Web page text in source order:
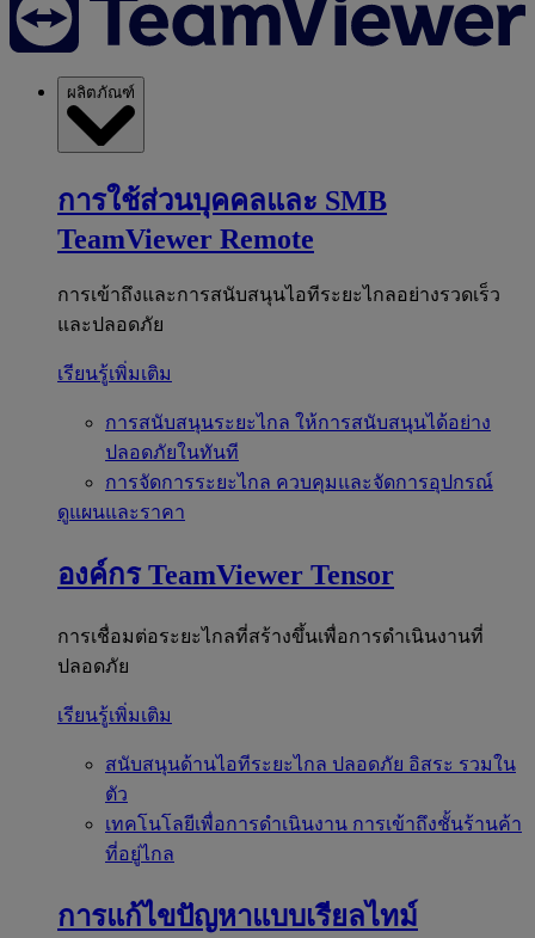
ผลิตภัณฑ์
การใช้ส่วนบุคคลและ SMB
TeamViewer Remote
การเข้าถึงและการสนับสนุนไอทีระยะไกลอย่างรวดเร็ว
และปลอดภัย
เรียนรู้เพิ่มเติม
การสนับสนุนระยะไกล ให้การสนับสนุนได้อย่าง
ปลอดภัยในทันที
การจัดการระยะไกล ควบคุมและจัดการอุปกรณ์
ดูแผนและราคา
องค์กร TeamViewer Tensor
การเชื่อมต่อระยะไกลที่สร้างขึ้นเพื่อการดำเนินงานที่
ปลอดภัย
เรียนรู้เพิ่มเติม
สนับสนุนด้านไอทีระยะไกล ปลอดภัย อิสระ รวมใน
ตัว
เทคโนโลยีเพื่อการดำเนินงาน การเข้าถึงชั้นร้านค้า
ที่อยู่ไกล
การแก้ไขปัญหาแบบเรียลไทม์